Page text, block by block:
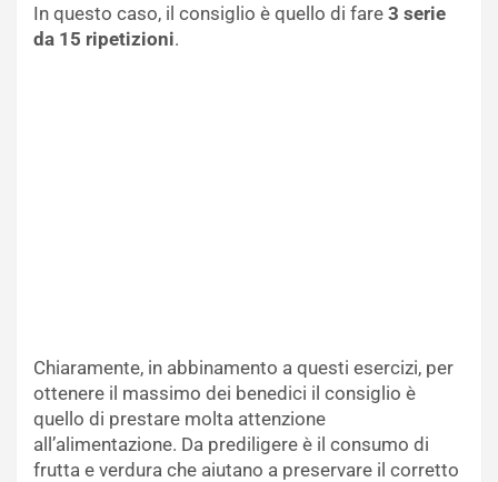
In questo caso, il consiglio è quello di fare 3 serie
da 15 ripetizioni.
Chiaramente, in abbinamento a questi esercizi, per
ottenere il massimo dei benedici il consiglio è
quello di prestare molta attenzione
all’alimentazione. Da prediligere è il consumo di
frutta e verdura che aiutano a preservare il corretto